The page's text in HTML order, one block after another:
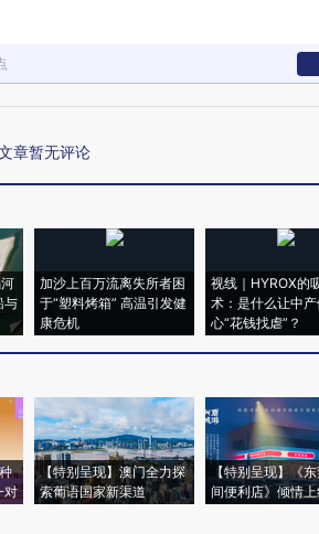
章暂无评论
与
加沙上百万流离失所者困
于“塑料烤箱” 高温引发健
康危机
视线｜HYROX的
术：是什么让中
心“花钱找虐”？
对
【特别呈现】澳门全力探
索葡语国家新渠道
【特别呈现】《
间便利店》倾情